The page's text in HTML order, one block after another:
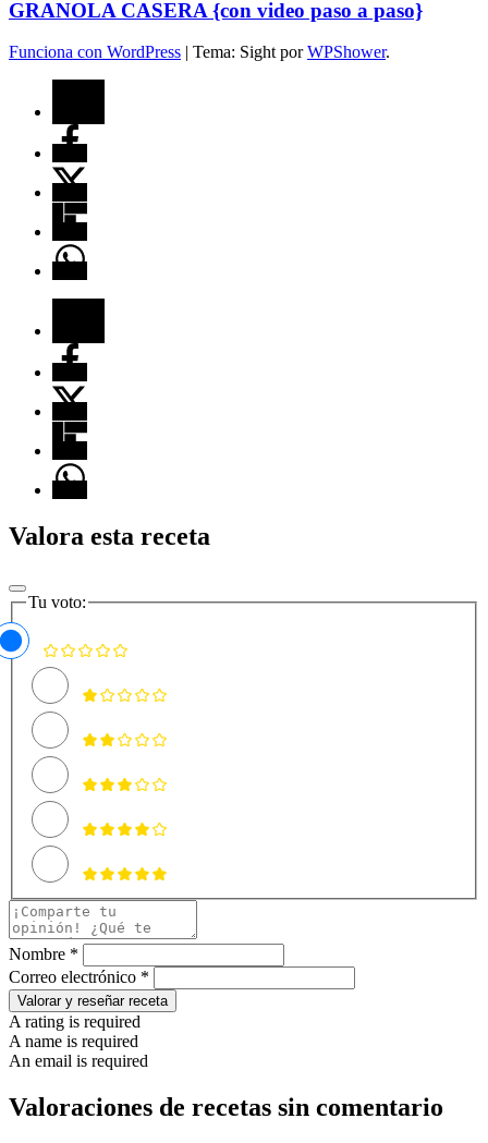
GRANOLA CASERA {con video paso a paso}
Funciona con WordPress Tema: Sight porWPShower.
Valora esta receta
Tu voto:
Nombre *
Correo electrónico *
Valorar y reseñar receta
A rating is required
A name is required
An email is required
Valoraciones de recetas sin comentario